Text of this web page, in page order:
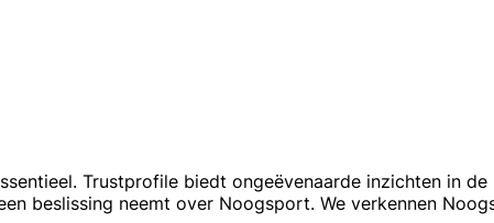
Trustprofile biedt ongeëvenaarde inzichten in
beslissing neemt over Noogsport. We verkennen